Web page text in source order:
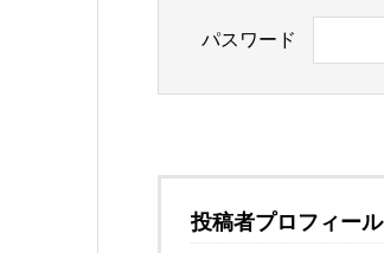
パスワード
投稿者プロフィール